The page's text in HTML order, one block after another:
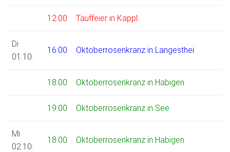
12:00 Tauffeier in Kappl
Di
01.10.
16:00 Oktoberrosenkranz in Langesthei
18:00 Oktoberrosenkranz in Habigen
19:00 Oktoberrosenkranz in See
Mi
02.10.
18:00 Oktoberrosenkranz in Habigen